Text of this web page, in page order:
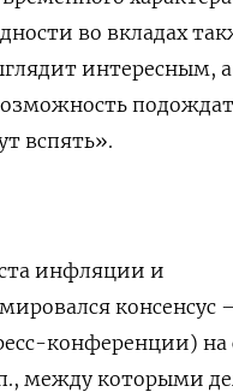
во вкладах
интересным,
вспять».
инфляции и
консенсус
конференции) на
между которыми